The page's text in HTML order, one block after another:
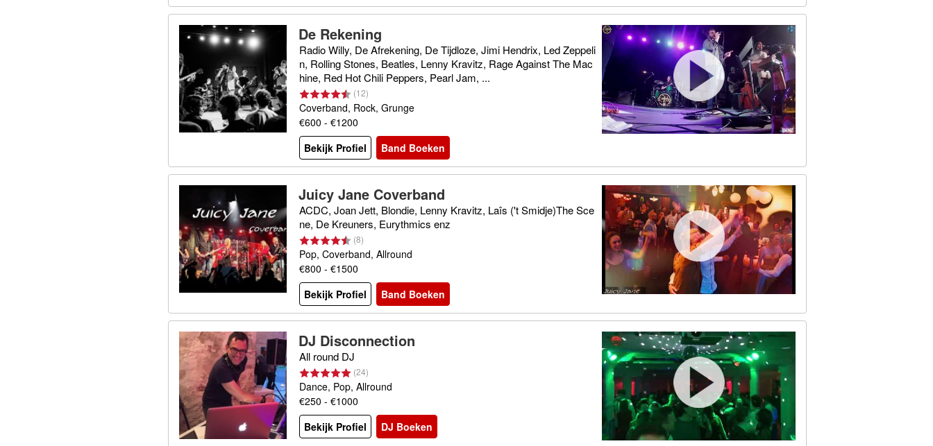
De Rekening
Radio Willy, De Afrekening, De Tijdloze, Jimi Hendrix, Led Zeppeli
n, Rolling Stones, Beatles, Lenny Kravitz, Rage Against The Mac
hine, Red Hot Chili Peppers, Pearl Jam, ...
(12)
Coverband, Rock, Grunge
€600 - €1200
Bekijk Profiel
Band Boeken
Juicy Jane Coverband
ACDC, Joan Jett, Blondie, Lenny Kravitz, Laîs ('t Smidje)The Sce
ne, De Kreuners, Eurythmics enz
(8)
Pop, Coverband, Allround
€800 - €1500
Bekijk Profiel
Band Boeken
DJ Disconnection
All round DJ
(24)
Dance, Pop, Allround
€250 - €1000
Bekijk Profiel
DJ Boeken